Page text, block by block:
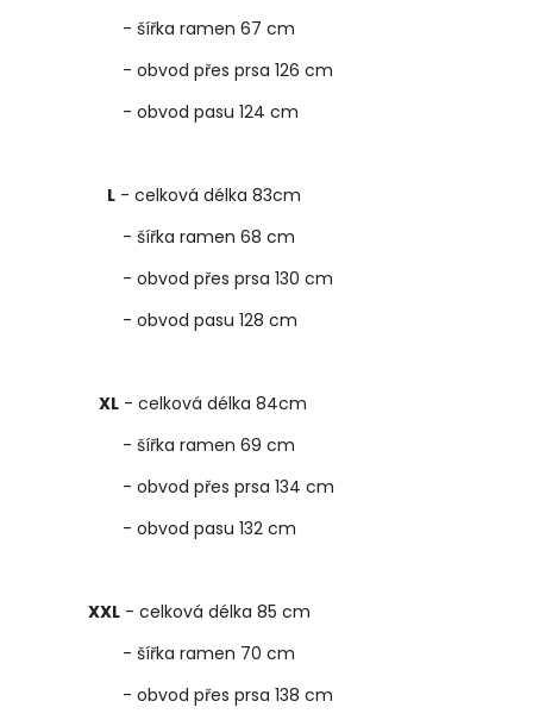
- šířka ramen 67 cm
- obvod přes prsa 126 cm
- obvod pasu 124 cm
L - celková délka 83cm
- šířka ramen 68 cm
- obvod přes prsa 130 cm
- obvod pasu 128 cm
XL - celková délka 84cm
- šířka ramen 69 cm
- obvod přes prsa 134 cm
- obvod pasu 132 cm
XXL - celková délka 85 cm
- šířka ramen 70 cm
- obvod přes prsa 138 cm